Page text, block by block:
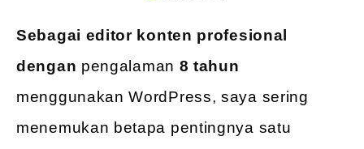
Sebagai editor konten profesional
dengan pengalaman 8 tahun
menggunakan WordPress, saya sering
menemukan betapa pentingnya satu